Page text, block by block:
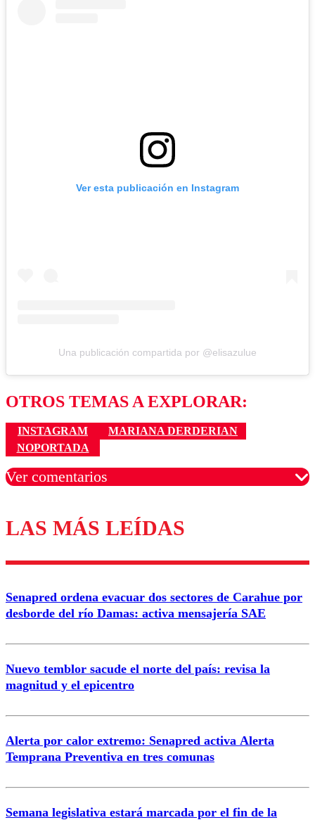
Ver esta publicación en Instagram
Una publicación compartida por @elisazulue
OTROS TEMAS A EXPLORAR:
INSTAGRAM
MARIANA DERDERIAN
NOPORTADA
Ver comentarios
Los comentarios son moderados para garantizar un
diálogo respetuoso.
Nombre
Correo
LAS MÁS LEÍDAS
Senapred ordena evacuar dos sectores de Carahue por
desborde del río Damas: activa mensajería SAE
Nuevo temblor sacude el norte del país: revisa la
magnitud y el epicentro
Alerta por calor extremo: Senapred activa Alerta
Temprana Preventiva en tres comunas
Semana legislativa estará marcada por el fin de la